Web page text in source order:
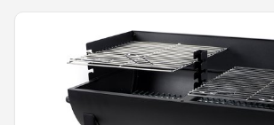
Recepten
Goedkoopste BBQ's
Gasbarbecues